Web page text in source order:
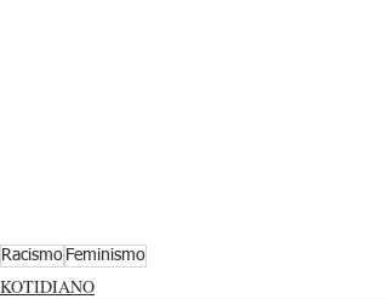
Racismo Feminismo
KOTIDIANO